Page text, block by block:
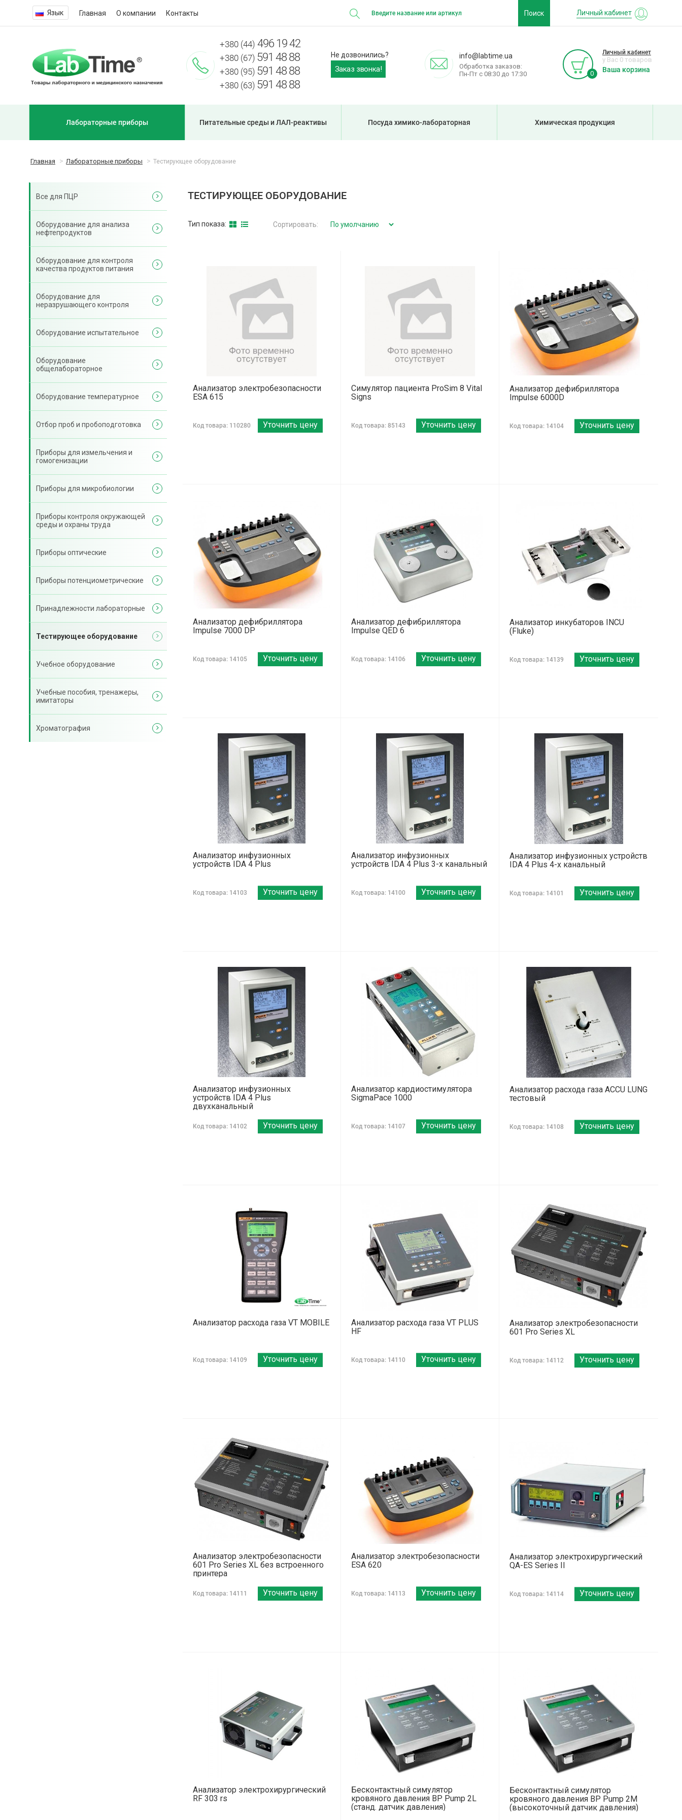
Язык Главная О компании Контакты Поиск Личный кабинет
+380 (44) 496 19 42
+380 (67) 591 48 88
+380 (95) 591 48 88
+380 (63) 591 48 88
Не дозвонились?
Заказ звонка!
info@labtime.ua
Обработка заказов:
Пн-Пт с 08:30 до 17:30
0
Личный кабинет
у Вас 0 товаров
Ваша корзина
Лабораторные приборы Питательные среды и ЛАЛ-реактивы Посуда химико-лабораторная Химическая продукция
Главная Лабораторные приборы Тестирующее оборудование
Все для ПЦР
Оборудование для анализа
нефтепродуктов
Оборудование для контроля
качества продуктов питания
Оборудование для
неразрушающего контроля
Оборудование испытательное
Оборудование
общелабораторное
Оборудование температурное
Отбор проб и пробоподготовка
Приборы для измельчения и
гомогенизации
Приборы для микробиологии
Приборы контроля окружающей
среды и охраны труда
Приборы оптические
Приборы потенциометрические
Принадлежности лабораторные
Тестирующее оборудование
Учебное оборудование
Учебные пособия, тренажеры,
имитаторы
Хроматография
ТЕСТИРУЮЩЕЕ ОБОРУДОВАНИЕ
Тип показа: Сортировать:
Анализатор электробезопасности
ESA 615
Код товара: 110280 Уточнить цену
Симулятор пациента ProSim 8 Vital
Signs
Код товара: 85143 Уточнить цену
Анализатор дефибриллятора
Impulse 6000D
Код товара: 14104 Уточнить цену
Анализатор дефибриллятора
Impulse 7000 DP
Код товара: 14105 Уточнить цену
Анализатор дефибриллятора
Impulse QED 6
Код товара: 14106 Уточнить цену
Анализатор инкубаторов INCU
(Fluke)
Код товара: 14139 Уточнить цену
Анализатор инфузионных
устройств IDA 4 Plus
Код товара: 14103 Уточнить цену
Анализатор инфузионных
устройств IDA 4 Plus 3-х канальный
Код товара: 14100 Уточнить цену
Анализатор инфузионных устройств
IDA 4 Plus 4-х канальный
Код товара: 14101 Уточнить цену
Анализатор инфузионных
устройств IDA 4 Plus
двухканальный
Код товара: 14102 Уточнить цену
Анализатор кардиостимулятора
SigmaPace 1000
Код товара: 14107 Уточнить цену
Анализатор расхода газа ACCU LUNG
тестовый
Код товара: 14108 Уточнить цену
Анализатор расхода газа VT MOBILE
Код товара: 14109 Уточнить цену
Анализатор расхода газа VT PLUS
HF
Код товара: 14110 Уточнить цену
Анализатор электробезопасности
601 Pro Series XL
Код товара: 14112 Уточнить цену
Анализатор электробезопасности
601 Pro Series XL без встроенного
принтера
Код товара: 14111 Уточнить цену
Анализатор электробезопасности
ESA 620
Код товара: 14113 Уточнить цену
Анализатор электрохирургический
QA-ES Series II
Код товара: 14114 Уточнить цену
Анализатор электрохирургический
RF 303 rs
Бесконтактный симулятор
кровяного давления BP Pump 2L
(станд. датчик давления)
Бесконтактный симулятор
кровяного давления BP Pump 2М
(высокоточный датчик давления)